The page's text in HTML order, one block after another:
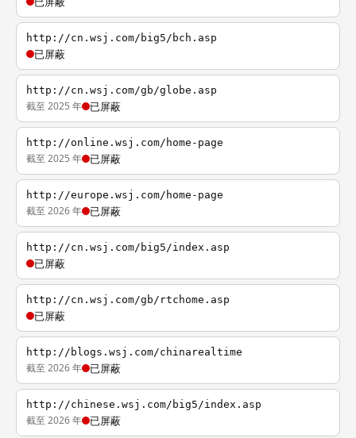
http://cn.wsj.com/big5/bch.asp
已屏蔽
http://cn.wsj.com/gb/globe.asp
截至 2025 年 已屏蔽
http://online.wsj.com/home-page
截至 2025 年 已屏蔽
http://europe.wsj.com/home-page
截至 2026 年 已屏蔽
http://cn.wsj.com/big5/index.asp
已屏蔽
http://cn.wsj.com/gb/rtchome.asp
已屏蔽
http://blogs.wsj.com/chinarealtime
截至 2026 年 已屏蔽
http://chinese.wsj.com/big5/index.asp
截至 2026 年 已屏蔽